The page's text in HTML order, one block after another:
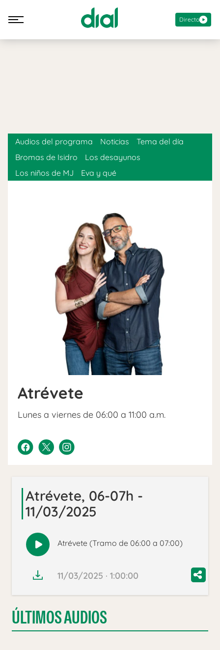
Directo
Atrévete
Lunes a viernes de 06:00 a 11:00 a.m.
Audios del programa Noticias
Tema del día
Bromas de Isidro
Los desayunos
Los niños de MJ
Eva y qué
Atrévete, 06-07h -
11/03/2025
Reproducir
audio
Atrévete (Tramo de 06:00 a 07:00)
11/03/2025 · 1:00:00
ÚLTIMOS AUDIOS